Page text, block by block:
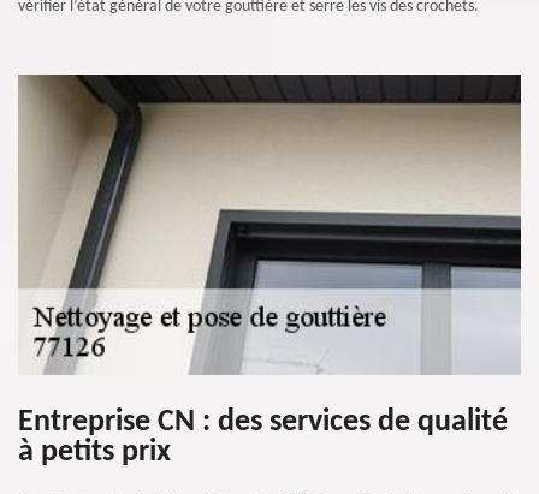
vérifier l’état général de votre gouttière et serre les vis des crochets.
Entreprise CN : des services de qualité
à petits prix